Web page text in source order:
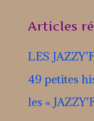
Articles
LES
49 petites
les «